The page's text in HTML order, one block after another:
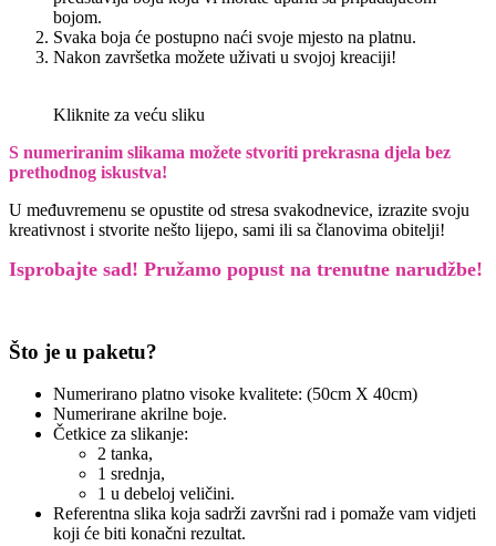
bojom.
Svaka boja će postupno naći svoje mjesto na platnu.
Nakon završetka možete uživati u svojoj kreaciji!
Kliknite za veću sliku
S numeriranim slikama možete stvoriti prekrasna djela bez
prethodnog iskustva!
U međuvremenu se opustite od stresa svakodnevice, izrazite svoju
kreativnost i stvorite nešto lijepo, sami ili sa članovima obitelji!
Isprobajte sad! Pružamo popust na trenutne narudžbe!
Što je u paketu?
Numerirano platno visoke kvalitete: (50cm X 40cm)
Numerirane akrilne boje.
Četkice za slikanje:
2 tanka,
1 srednja,
1 u debeloj veličini.
Referentna slika koja sadrži završni rad i pomaže vam vidjeti
koji će biti konačni rezultat.